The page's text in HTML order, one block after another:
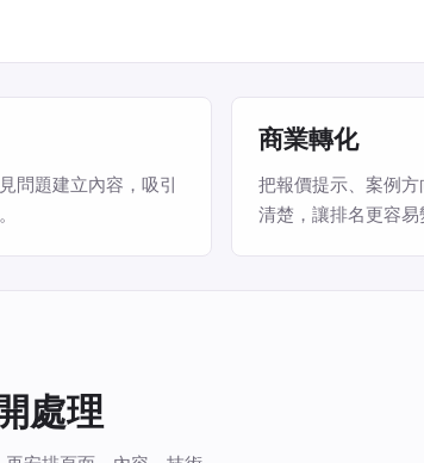
問題建立內容，吸引
商業轉化
把報價提示、案例
清楚，讓排名更容易
處理